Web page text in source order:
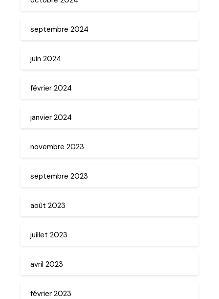
septembre 2024
juin 2024
février 2024
janvier 2024
novembre 2023
septembre 2023
août 2023
juillet 2023
avril 2023
février 2023